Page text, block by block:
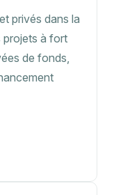
privés dans la
projets à fort
de fonds,